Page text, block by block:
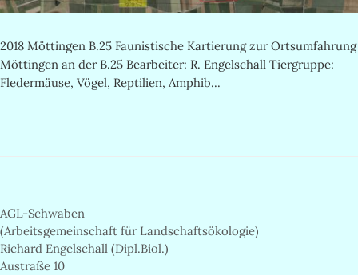
2018 Möttingen B.25 Faunistische Kartierung zur Ortsumfahrung
Möttingen an der B.25 Bearbeiter: R. Engelschall Tiergruppe:
Fledermäuse, Vögel, Reptilien, Amphib...
AGL-Schwaben
(Arbeitsgemeinschaft für Landschaftsökologie)
Richard Engelschall (Dipl.Biol.)
Austraße 10